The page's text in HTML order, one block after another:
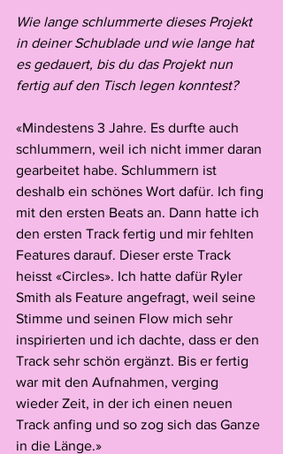
Wie lange schlummerte dieses Projekt
in deiner Schublade und wie lange hat
es gedauert, bis du das Projekt nun
fertig auf den Tisch legen konntest?
«Mindestens 3 Jahre. Es durfte auch
schlummern, weil ich nicht immer daran
gearbeitet habe. Schlummern ist
deshalb ein schönes Wort dafür. Ich fing
mit den ersten Beats an. Dann hatte ich
den ersten Track fertig und mir fehlten
Features darauf. Dieser erste Track
heisst «Circles». Ich hatte dafür Ryler
Smith als Feature angefragt, weil seine
Stimme und seinen Flow mich sehr
inspirierten und ich dachte, dass er den
Track sehr schön ergänzt. Bis er fertig
war mit den Aufnahmen, verging
wieder Zeit, in der ich einen neuen
Track anfing und so zog sich das Ganze
in die Länge.»